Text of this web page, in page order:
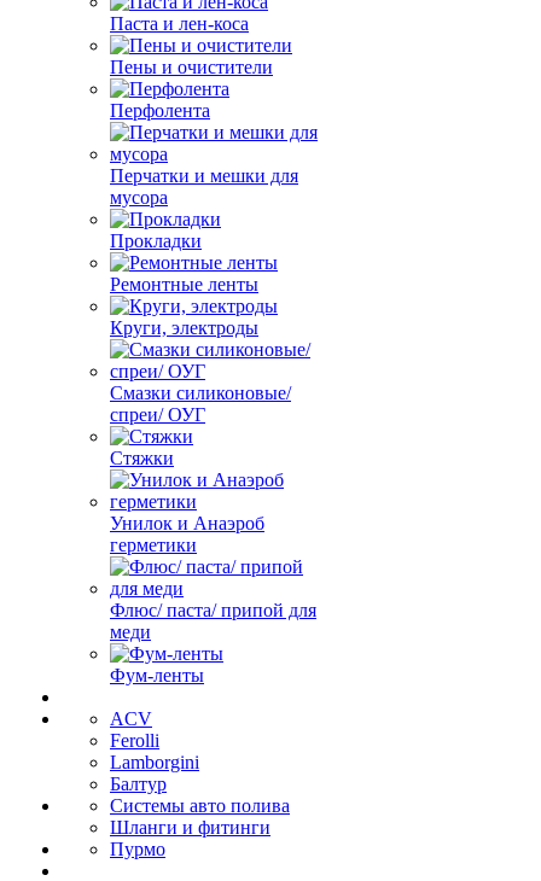
Паста и лен-коса
Пены и очистители
Перфолента
Перчатки и мешки для
мусора
Прокладки
Ремонтные ленты
Круги, электроды
Смазки силиконовые/
спреи/ ОУГ
Стяжки
Унилок и Анаэроб
герметики
Флюс/ паста/ припой для
меди
Фум-ленты
ACV
Ferolli
Lamborgini
Балтур
Системы авто полива
Шланги и фитинги
Пурмо